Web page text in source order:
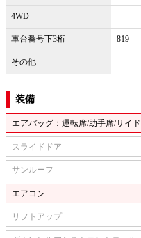
4WD -
車台番号下3桁 819
その他 -
装備
エアバッグ：運転席/助手席/サイド
スライドドア
サンルーフ
エアコン
リフトアップ